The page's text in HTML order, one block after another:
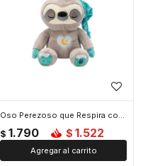
Oso Perezoso que Respira con Luz y Ruido Blanco
$ 1.790 $ 1.522